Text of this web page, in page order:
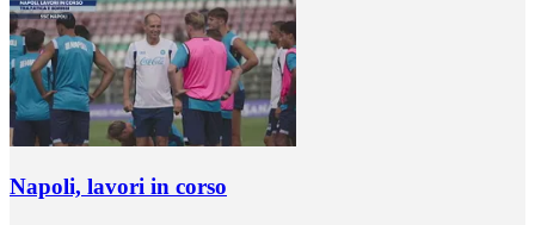
Napoli, lavori in corso